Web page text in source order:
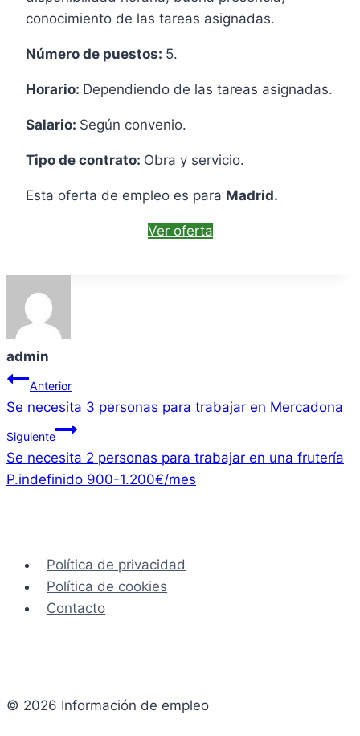
conocimiento de las tareas asignadas.
Número de puestos: 5.
Horario: Dependiendo de las tareas asignadas.
Salario: Según convenio.
Tipo de contrato: Obra y servicio.
Esta oferta de empleo es para Madrid.
Ver oferta
admin
Navegación
de
entradas
Anterior
Se necesita 3 personas para trabajar en Mercadona
Siguiente
Se necesita 2 personas para trabajar en una frutería
P.indefinido 900-1.200€/mes
Política de privacidad
Política de cookies
Contacto
© 2026 Información de empleo